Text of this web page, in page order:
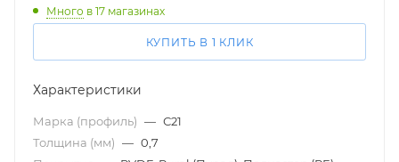
Много в 17 магазинах
КУПИТЬ В 1 КЛИК
Характеристики
Марка (профиль) — С21
Толщина (мм) — 0,7